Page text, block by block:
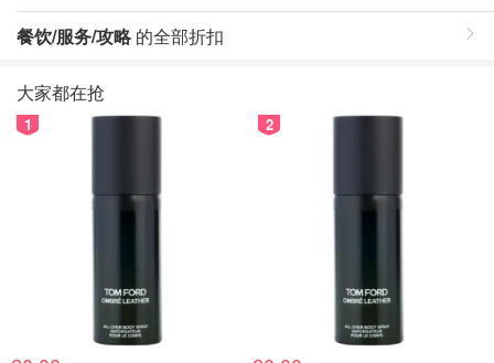
餐饮/服务/攻略的全部折扣
大家都在抢
1 2